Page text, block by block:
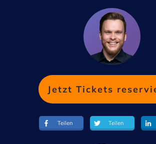
Jetzt Tickets
Teilen Teilen